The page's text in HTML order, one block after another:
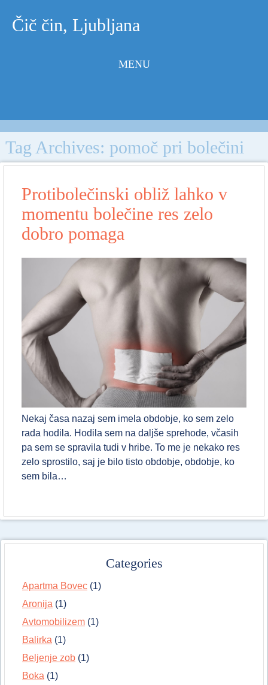
Čič čin, Ljubljana
MENU
Tag Archives: pomoč pri bolečini
Protibolečinski obliž lahko v
momentu bolečine res zelo
dobro pomaga
Nekaj časa nazaj sem imela obdobje, ko sem zelo
rada hodila. Hodila sem na daljše sprehode, včasih
pa sem se spravila tudi v hribe. To me je nekako res
zelo sprostilo, saj je bilo tisto obdobje, obdobje, ko
sem bila…
Categories
Apartma Bovec (1)
Aronija (1)
Avtomobilizem (1)
Balirka (1)
Beljenje zob (1)
Boka (1)